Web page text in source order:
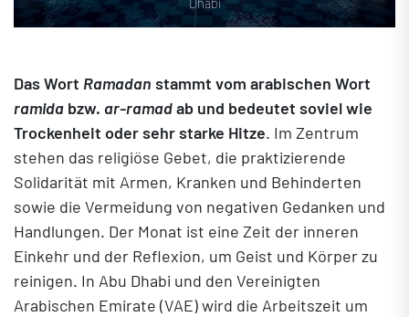
Dhabi
Das Wort Ramadan stammt vom arabischen Wort
ramida bzw. ar-ramadab und bedeutet soviel wie
Trockenheit oder sehr starke Hitze. Im Zentrum
stehen das religiöse Gebet, die praktizierende
Solidarität mit Armen, Kranken und Behinderten
sowie die Vermeidung von negativen Gedanken und
Handlungen. Der Monat ist eine Zeit der inneren
Einkehr und der Reflexion, um Geist und Körper zu
reinigen. In Abu Dhabi und den Vereinigten
Arabischen Emirate (VAE) wird die Arbeitszeit um